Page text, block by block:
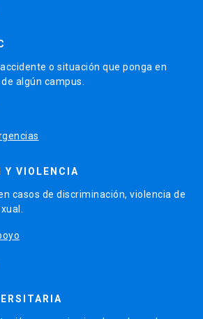
o situación que ponga en
algún campus.
Y VIOLENCIA
casos de discriminación, violencia de